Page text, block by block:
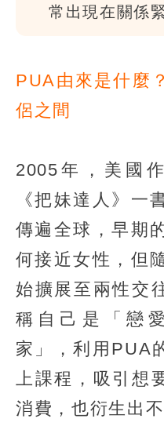
常出現在關係
PUA由來是什麼
侶之間
2005年，美國
《把妹達人》一
傳遍全球，早期
何接近女性，但
始擴展至兩性交
稱自己是「戀
家」，利用PUA
上課程，吸引想
消費，也衍生出